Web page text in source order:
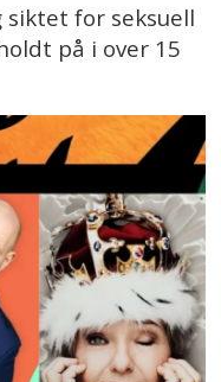
for seksuell
på i over 15